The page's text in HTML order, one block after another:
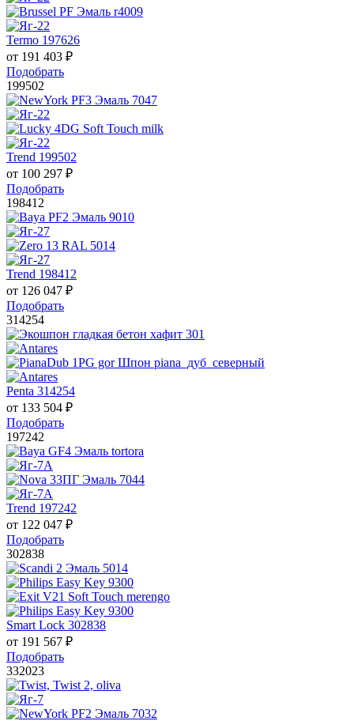
Termo 197626
от 191 403 ₽
Подобрать
199502
Trend 199502
от 100 297 ₽
Подобрать
198412
Trend 198412
от 126 047 ₽
Подобрать
314254
Penta 314254
от 133 504 ₽
Подобрать
197242
Trend 197242
от 122 047 ₽
Подобрать
302838
Smart Lock 302838
от 191 567 ₽
Подобрать
332023